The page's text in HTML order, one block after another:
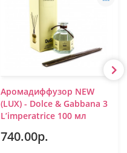
Аромадиффузор NEW
(LUX) - Dolce & Gabbana 3
L’imperatrice 100 мл
740.00р.